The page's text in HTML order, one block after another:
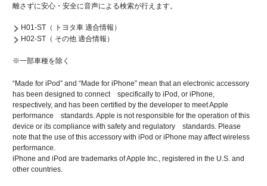
離さずに安心・安全に音声による検索が行えます。
H01-ST（ トヨタ車 適合情報）
H02-ST（ その他 適合情報）
※一部車種を除く
“Made for iPod” and “Made for iPhone” mean that an electronic accessory
has been designed to connect specifically to iPod, or iPhone,
respectively, and has been certified by the developer to meet Apple
performance standards. Apple is not responsible for the operation of this
device or its compliance with safety and regulatory standards. Please
note that the use of this accessory with iPod or iPhone may affect wireless
performance.
iPhone and iPod are trademarks of Apple Inc., registered in the U.S. and
other countries.